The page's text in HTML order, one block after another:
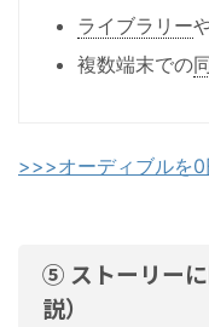
ライブラリー
複数端末での
>>>オーディブルを0
⑤ ストーリー
説）